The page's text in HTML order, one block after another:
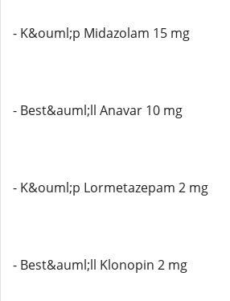
- K&ouml;p Midazolam 15 mg
- Best&auml;ll Anavar 10 mg
- K&ouml;p Lormetazepam 2 mg
- Best&auml;ll Klonopin 2 mg